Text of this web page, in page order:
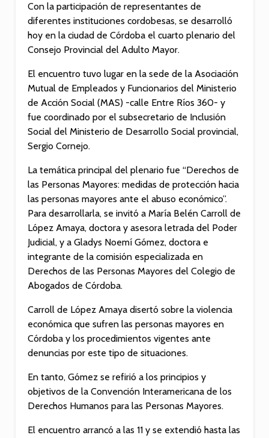
Con la participación de representantes de
diferentes instituciones cordobesas, se desarrolló
hoy en la ciudad de Córdoba el cuarto plenario del
Consejo Provincial del Adulto Mayor.
El encuentro tuvo lugar en la sede de la Asociación
Mutual de Empleados y Funcionarios del Ministerio
de Acción Social (MAS) ­-calle Entre Ríos 360- y
fue coordinado por el subsecretario de Inclusión
Social del Ministerio de Desarrollo Social provincial,
Sergio Cornejo.
La temática principal del plenario fue “Derechos de
las Personas Mayores: medidas de protección hacia
las personas mayores ante el abuso económico”.
Para desarrollarla, se invitó a María Belén Carroll de
López Amaya, doctora y asesora letrada del Poder
Judicial, y a Gladys Noemí Gómez, doctora e
integrante de la comisión especializada en
Derechos de las Personas Mayores del Colegio de
Abogados de Córdoba.
Carroll de López Amaya disertó sobre la violencia
económica que sufren las personas mayores en
Córdoba y los procedimientos vigentes ante
denuncias por este tipo de situaciones.
En tanto, Gómez se refirió a los principios y
objetivos de la Convención Interamericana de los
Derechos Humanos para las Personas Mayores.
El encuentro arrancó a las 11 y se extendió hasta las